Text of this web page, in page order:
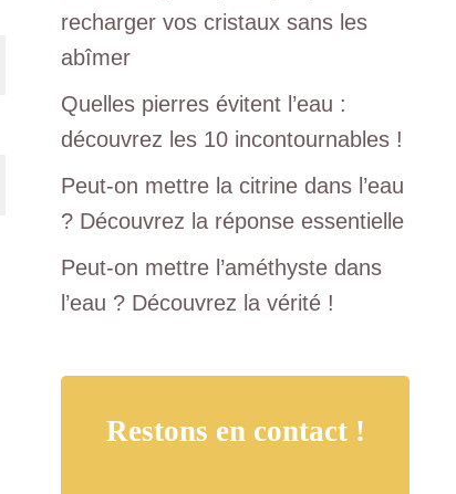
recharger vos cristaux sans les
abîmer
Quelles pierres évitent l’eau :
découvrez les 10 incontournables !
Peut-on mettre la citrine dans l’eau
? Découvrez la réponse essentielle
Peut-on mettre l’améthyste dans
l’eau ? Découvrez la vérité !
Restons en contact !